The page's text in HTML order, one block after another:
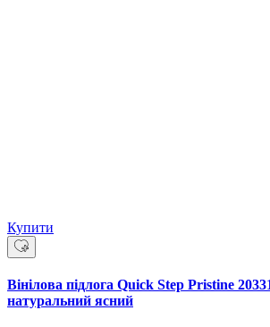
Купити
Вінілова підлога Quick Step Pristine
натуральний ясний